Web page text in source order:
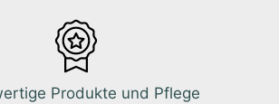
Produkte und Pflege